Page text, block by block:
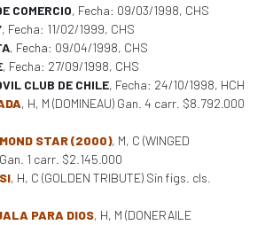
COMERCIO, Fecha: 09/03/1998, CHS
, Fecha: 11/02/1999, CHS
, Fecha: 09/04/1998, CHS
, Fecha: 27/09/1998, CHS
CLUB DE CHILE, Fecha: 24/10/1998, HCH
, H, M (DOMINEAU) Gan. 4 carr. $8.792.000
STAR (2000), M, C (WINGED
Gan. 1 carr. $2.145.000
, H, C (GOLDEN TRIBUTE) Sin figs. cls.
PARA DIOS, H, M (DONERAILE